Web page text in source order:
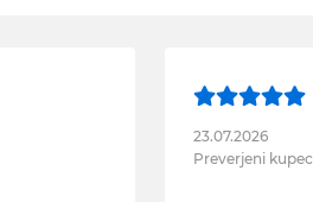
23.07.2026
Preverjeni kupec